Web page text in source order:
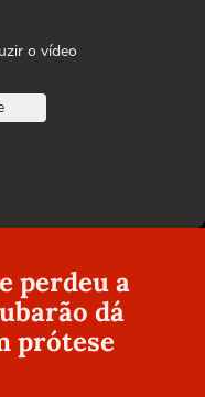
o vídeo
perdeu a
dá
prótese